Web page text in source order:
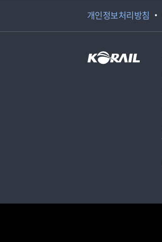
개인정보처리방침